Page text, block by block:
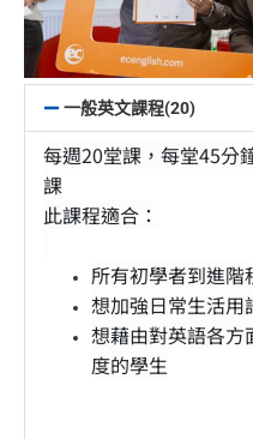
一般英文課程(20)
每週20堂課，每堂45分
課
此課程適合：
所有初學者到進階
想加強日常生活用
想藉由對英語各方
度的學生